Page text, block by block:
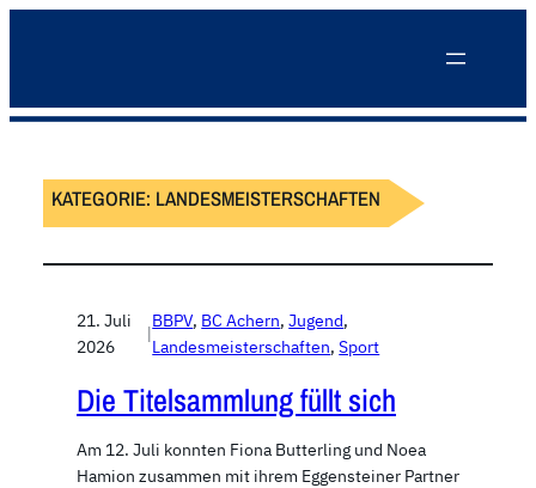
KATEGORIE: LANDESMEISTERSCHAFTEN
21. Juli
2026
|
BBPV, BC Achern, Jugend
Landesmeisterschaften, Sport
Die Titelsammlung füllt sich
Am 12. Juli konnten Fiona Butterling und Noea
Hamion zusammen mit ihrem Eggensteiner Partner